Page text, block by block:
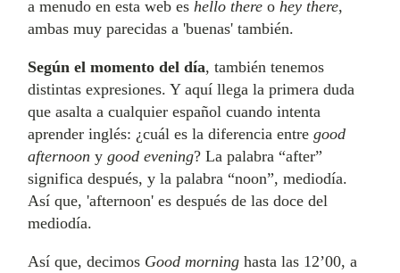
a menudo en esta web eshello there ohey there,
ambas muy parecidas a 'buenas' también.
Según el momento del día, también tenemos
distintas expresiones. Y aquí llega la primera duda
que asalta a cualquier español cuando intenta
aprender inglés: ¿cuál es la diferencia entregood
afternoon ygood evening? La palabra “after”
significa después, y la palabra “noon”, mediodía.
Así que, 'afternoon' es después de las doce del
mediodía.
Así que, decimos Good morning hasta las 12’00, a